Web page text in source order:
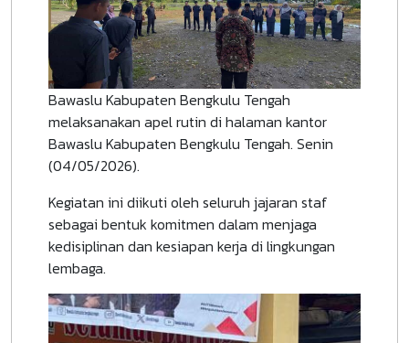
Bawaslu Kabupaten Bengkulu Tengah
melaksanakan apel rutin di halaman kantor
Bawaslu Kabupaten Bengkulu Tengah. Senin
(04/05/2026).
Kegiatan ini diikuti oleh seluruh jajaran staf
sebagai bentuk komitmen dalam menjaga
kedisiplinan dan kesiapan kerja di lingkungan
lembaga.